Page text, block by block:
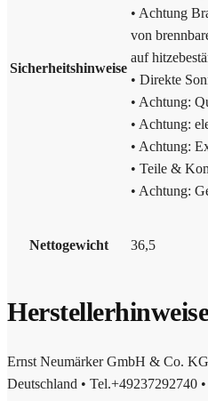
Sicherheitshinweise
• Achtung
von
auf
• Direkte
• Achtung:
• Achtung:
• Achtung:
• Teile &
• Achtung:
Nettogewicht 36,5
Herstellerhinweise
Ernst Neumärker GmbH & Co.
Deutschland • Tel.+49237292740